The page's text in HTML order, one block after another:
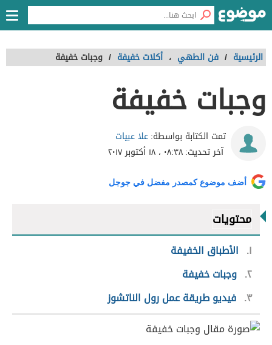
الرئيسية / فن الطهي ، أكلات خفيفة / وجبات خفيفة
وجبات خفيفة
تمت الكتابة بواسطة:علا عبيات
آخر تحديث:٠٨:٣٨ ، ١٨ أكتوبر ٢٠١٧
أضف موضوع كمصدر مفضل في جوجل
محتويات
١
الأطباق الخفيفة
٢ وجبات خفيفة
٣ فيديو طريقة عمل رول الناتشوز